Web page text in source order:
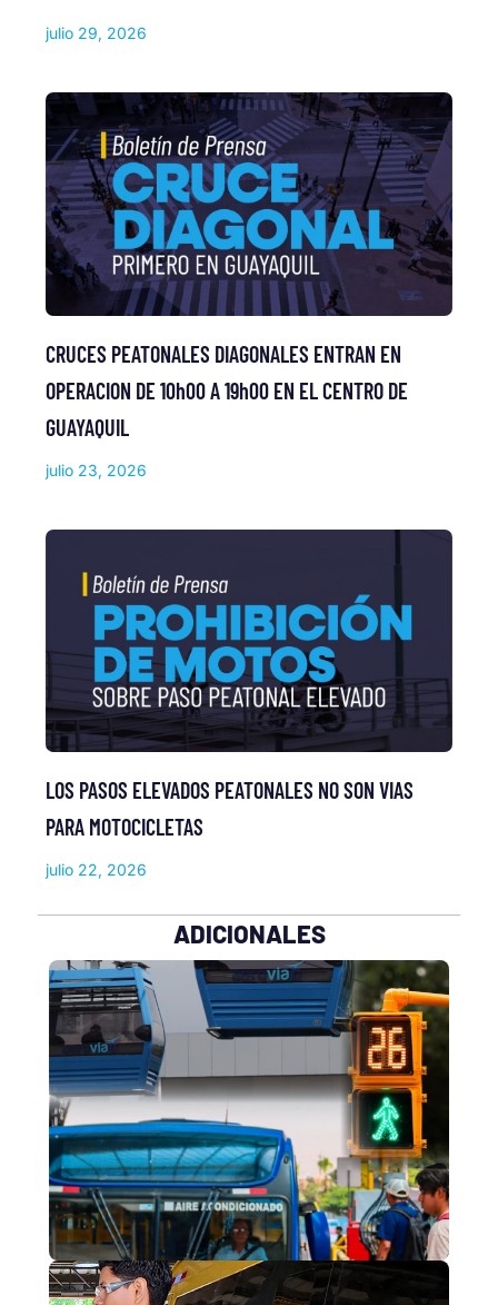
julio 29, 2026
CRUCES PEATONALES DIAGONALES ENTRAN EN
OPERACION DE 10h00 A 19h00 EN EL CENTRO DE
GUAYAQUIL
julio 23, 2026
LOS PASOS ELEVADOS PEATONALES NO SON VIAS
PARA MOTOCICLETAS
julio 22, 2026
ADICIONALES